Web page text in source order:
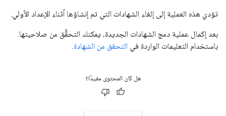
تؤدي هذه العملية إلى إلغاء الشهادات التي تم إنشاؤها أثناء الإعداد الأولي.
بعد إكمال عملية دمج الشهادات الجديدة، يمكنك التحقُّق من صلاحيتها.
باستخدام التعليمات الواردة في التحقق من الشهادة.
هل كان المحتوى مفيدًا؟